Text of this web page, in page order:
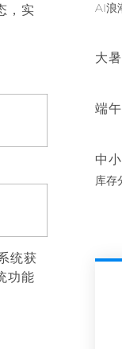
，实
统获
功能
AI浪
大
端
中
库存